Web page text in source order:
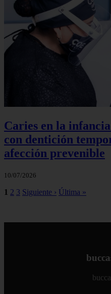
Caries en la
con dentición
afección prevenible
10/07/2026
1 2 3 Siguiente › Última »